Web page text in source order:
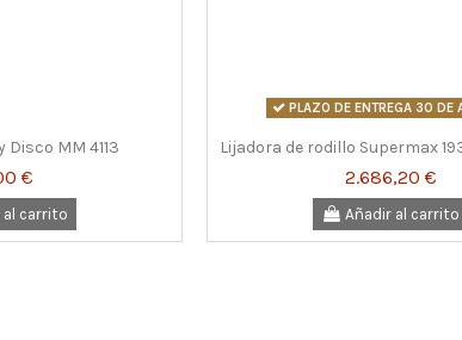
Disco MM 4113
€
al carrito
PLAZO DE ENTREGA 30 DE
Lijadora de rodillo Supermax
2.686,20 €
Añadir al carrito